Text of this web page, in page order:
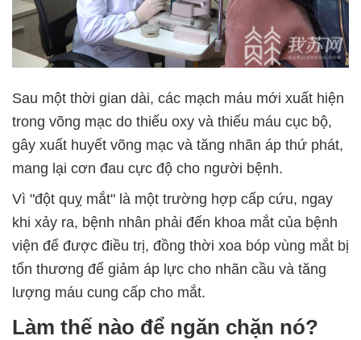
Sau một thời gian dài, các mạch máu mới xuất hiện
trong võng mạc do thiếu oxy và thiếu máu cục bộ,
gây xuất huyết võng mạc và tăng nhãn áp thứ phát,
mang lại cơn đau cực độ cho người bệnh.
Vì "đột quỵ mắt" là một trường hợp cấp cứu, ngay
khi xảy ra, bệnh nhân phải đến khoa mắt của bệnh
viện để được điều trị, đồng thời xoa bóp vùng mắt bị
tổn thương để giảm áp lực cho nhãn cầu và tăng
lượng máu cung cấp cho mắt.
Làm thế nào để ngăn chặn nó?